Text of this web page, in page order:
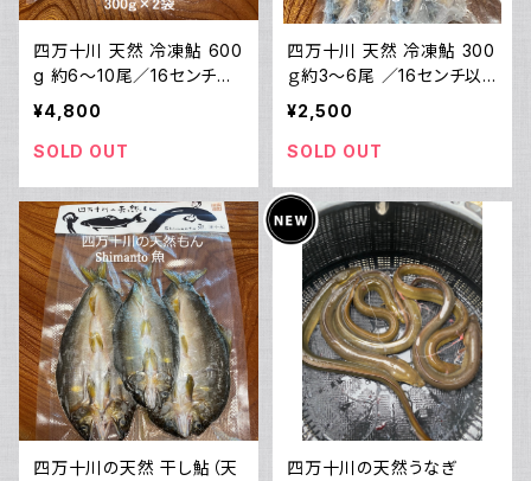
四万十川 天然 冷凍鮎 600
g 約6～10尾／16センチ以
上
¥4,800
SOLD OUT
四万十川 天然 冷凍鮎 300
ｇ約3～6尾 ／16センチ以
上
¥2,500
SOLD OUT
四万十川の天然 干し鮎（天
四万十川の天然うなぎ